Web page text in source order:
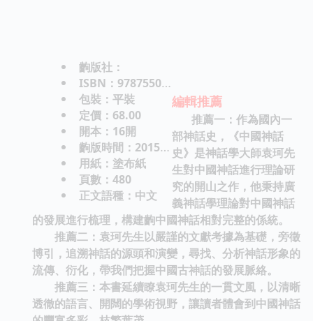
齣版社：
ISBN：9787550255609
包裝：平裝
定價：68.00
開本：16開
齣版時間：2015-11-01
用紙：塗布紙
頁數：480
正文語種：中文
編輯推薦
推薦一：作為國內一
部神話史，《中國神話
史》是神話學大師袁珂先
生對中國神話進行理論研
究的開山之作，他秉持廣
義神話學理論對中國神話
的發展進行梳理，構建齣中國神話相對完整的係統。
推薦二：袁珂先生以嚴謹的文獻考據為基礎，旁徵
博引，追溯神話的源頭和演變，尋找、分析神話形象的
流傳、衍化，帶我們把握中國古神話的發展脈絡。
推薦三：本書延續瞭袁珂先生的一貫文風，以清晰
透徹的語言、開闊的學術視野，讓讀者體會到中國神話